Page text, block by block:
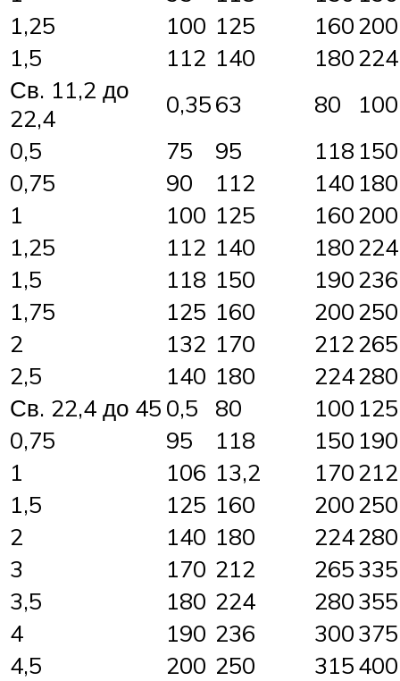
1,25
100 125 160200
1,5
112 140 180224
Св. 11,2 до
22,4
0,3563 80
100
0,5
75 95 118 150
0,75
90 112 140 180
1
100 125 160200
1,25
112 140 180224
1,5
118 150 190236
1,75
125 160 200250
2
132 170 212265
2,5
140 180 224280
Св. 22,4 до 45 0,5 80 100 125
0,75
95 118 150 190
1
106 13,2 170212
1,5
125 160 200250
2
140 180 224280
3
170 212 265335
3,5
180 224 280355
4
190 236 300375
4,5
200 250 315400